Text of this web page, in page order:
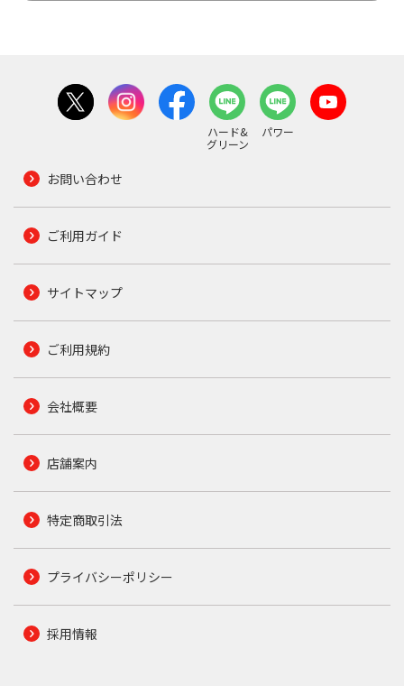
ハード&
グリーン
パワー
お問い合わせ
ご利用ガイド
サイトマップ
ご利用規約
会社概要
店舗案内
特定商取引法
プライバシーポリシー
採用情報